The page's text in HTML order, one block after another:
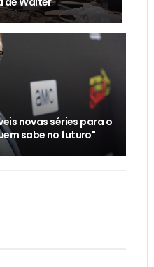
novas séries para o
sabe no futuro"